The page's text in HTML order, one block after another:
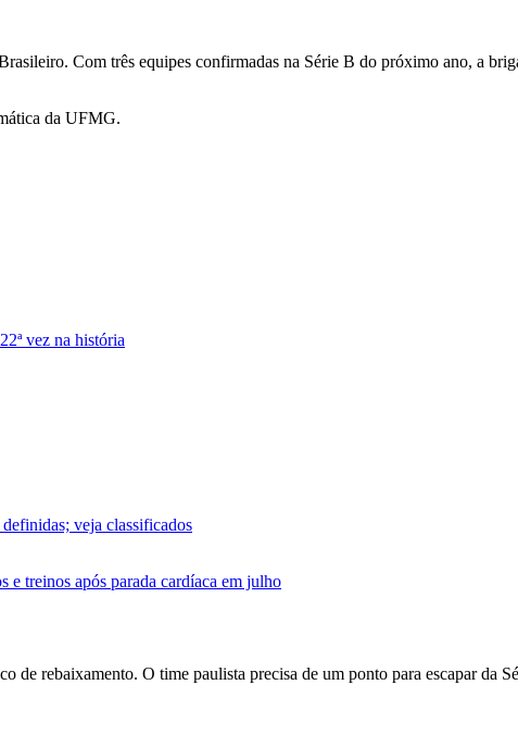
Com três equipes confirmadas na Série B do próximo ano, a
da UFMG.
vez na história
veja classificados
e treinos após parada cardíaca em julho
de rebaixamento. O time paulista precisa de um ponto para escapar da